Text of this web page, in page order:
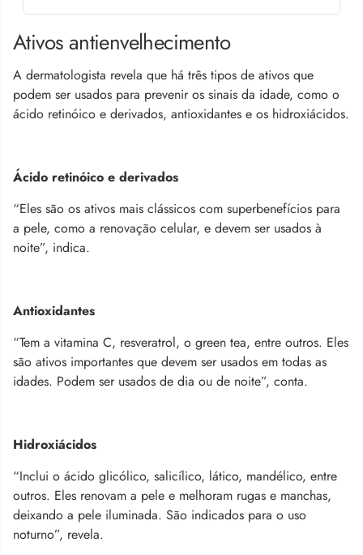
Ativos antienvelhecimento
A dermatologista revela que há três tipos de ativos que
podem ser usados para prevenir os sinais da idade, como o
ácido retinóico e derivados, antioxidantes e os hidroxiácidos.
Ácido retinóico e derivados
“Eles são os ativos mais clássicos com superbenefícios para
a pele, como a renovação celular, e devem ser usados à
noite”, indica.
Antioxidantes
“Tem a vitamina C, resveratrol, o green tea, entre outros. Eles
são ativos importantes que devem ser usados em todas as
idades. Podem ser usados de dia ou de noite”, conta.
Hidroxiácidos
“Inclui o ácido glicólico, salicílico, lático, mandélico, entre
outros. Eles renovam a pele e melhoram rugas e manchas,
deixando a pele iluminada. São indicados para o uso
noturno”, revela.